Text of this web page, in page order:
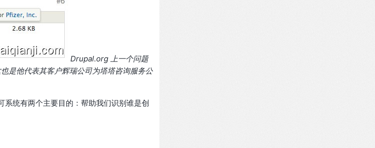
Drupal.org 上一个问题
是他代表其客户辉瑞公司为塔塔咨询服务公
统有两个主要目的：帮助我们识别谁是创